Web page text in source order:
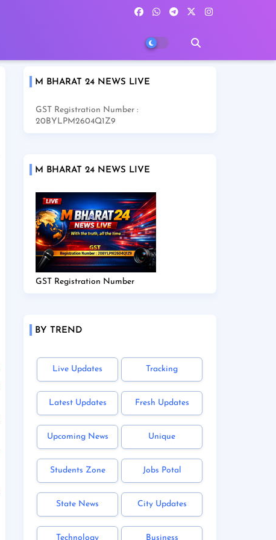
M BHARAT 24 NEWS LIVE
GST Registration Number :
20BYLPM2604Q1Z9
M BHARAT 24 NEWS LIVE
GST Registration Number
BY TREND
Live Updates Tracking
Latest Updates Fresh Updates
Upcoming News Unique
Students Zone Jobs Potal
State News City Updates
Technology Business